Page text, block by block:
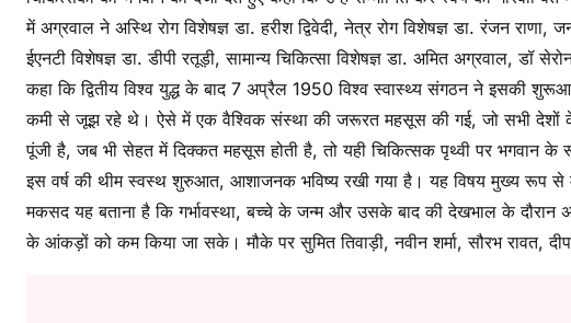
में अग्रवाल ने अस्थि रोग विशेषज्ञ डा. हरीश द्विवेदी, नेत्र रोग विशेषज्ञ डा. रंजन राणा,
ईएनटी विशेषज्ञ डा. डीपी रतूड़ी, सामान्य चिकित्सा विशेषज्ञ डा. अमित अग्रवाल, डॉ
कहा कि द्वितीय विश्व युद्ध के बाद 7 अप्रैल 1950 विश्व स्वास्थ्य संगठन ने इसकी
कमी से जूझ रहे थे। ऐसे में एक वैश्विक संस्था की जरूरत महसूस की गई, जो सभी देशों के
पूंजी है, जब भी सेहत में दिक्कत महसूस होती है, तो यही चिकित्सक पृथ्वी पर भगवान के
इस वर्ष की थीम स्वस्थ शुरुआत, आशाजनक भविष्य रखी गया है। यह विषय मुख्य रूप से
मकसद यह बताना है कि गर्भावस्था, बच्चे के जन्म और उसके बाद की देखभाल के
के आंकड़ों को कम किया जा सके। मौके पर सुमित तिवाड़ी, नवीन शर्मा, सौरभ रावत,